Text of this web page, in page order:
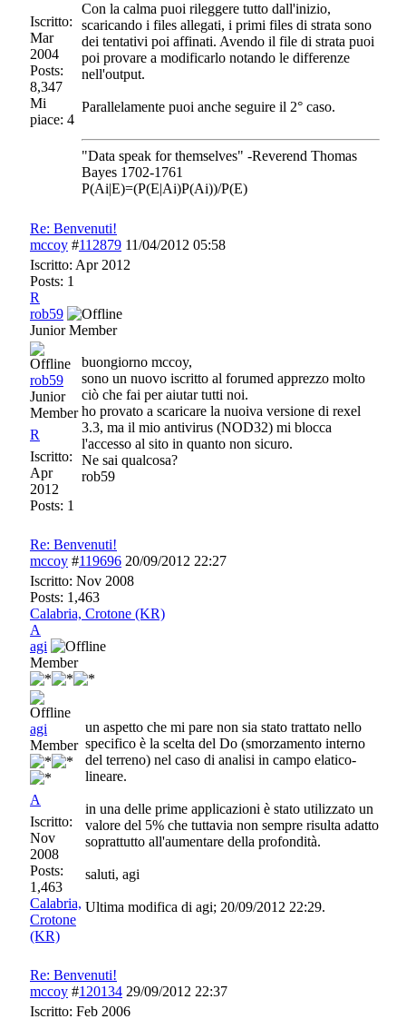
Iscritto:
Mar
2004
Posts:
8,347
Mi
piace: 4
Con la calma puoi rileggere tutto dall'inizio,
scaricando i files allegati, i primi files di strata sono
dei tentativi poi affinati. Avendo il file di strata puoi
poi provare a modificarlo notando le differenze
nell'output.
Parallelamente puoi anche seguire il 2° caso.
"Data speak for themselves" -Reverend Thomas
Bayes 1702-1761
P(Ai|E)=(P(E|Ai)P(Ai))/P(E)
Re: Benvenuti!
mccoy #112879 11/04/2012 05:58
Iscritto: Apr 2012
Posts: 1
R
rob59
Junior Member
rob59
Junior
Member
R
Iscritto:
Apr
2012
Posts: 1
buongiorno mccoy,
sono un nuovo iscritto al forumed apprezzo molto
ciò che fai per aiutar tutti noi.
ho provato a scaricare la nuoiva versione di rexel
3.3, ma il mio antivirus (NOD32) mi blocca
l'accesso al sito in quanto non sicuro.
Ne sai qualcosa?
rob59
Re: Benvenuti!
mccoy #119696 20/09/2012 22:27
Iscritto: Nov 2008
Posts: 1,463
Calabria, Crotone (KR)
A
agi
Member
agi
Member
A
Iscritto:
Nov
2008
Posts:
1,463
Calabria,
Crotone
(KR)
un aspetto che mi pare non sia stato trattato nello
specifico è la scelta del Do (smorzamento interno
del terreno) nel caso di analisi in campo elatico-
lineare.
in una delle prime applicazioni è stato utilizzato un
valore del 5% che tuttavia non sempre risulta adatto
soprattutto all'aumentare della profondità.
saluti, agi
Ultima modifica di agi; 20/09/2012 22:29.
Re: Benvenuti!
mccoy #120134 29/09/2012 22:37
Iscritto: Feb 2006